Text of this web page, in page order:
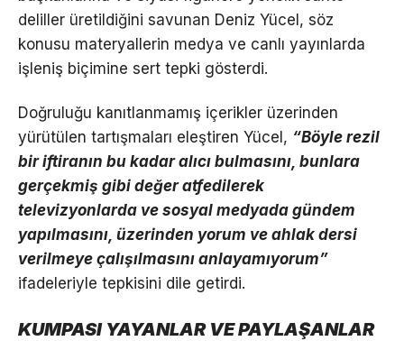
deliller üretildiğini savunan Deniz Yücel, söz
konusu materyallerin medya ve canlı yayınlarda
işleniş biçimine sert tepki gösterdi.
Doğruluğu kanıtlanmamış içerikler üzerinden
yürütülen tartışmaları eleştiren Yücel, “Böyle rezil
bir iftiranın bu kadar alıcı bulmasını, bunlara
gerçekmiş gibi değer atfedilerek
televizyonlarda ve sosyal medyada gündem
yapılmasını, üzerinden yorum ve ahlak dersi
verilmeye çalışılmasını anlayamıyorum”
ifadeleriyle tepkisini dile getirdi.
KUMPASI YAYANLAR VE PAYLAŞANLAR